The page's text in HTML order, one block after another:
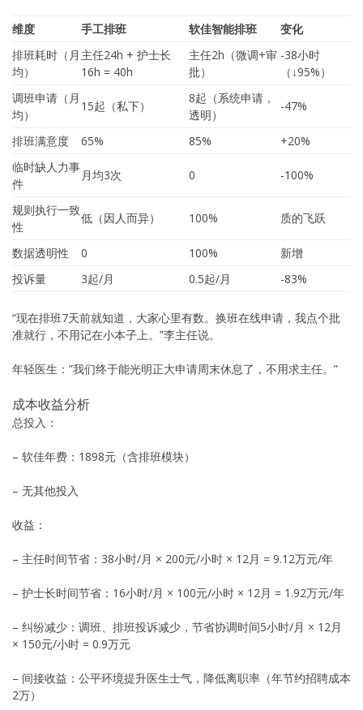
维度 手工排班 软佳智能排班
变化
排班耗时（月
均）
主任24h + 护士长
16h = 40h
主任2h（微调+审
批）
-38小时
（↓95%）
调班申请（月
均）
15起（私下）
8起（系统申请，
透明）
-47%
排班满意度 65% 85%
+20%
临时缺人力事
件
月均3次 0 -100%
规则执行一致
性
低（因人而异） 100% 质的飞跃
数据透明性 0 100%
新增
投诉量
3起/月 0.5起/月 -83%
“现在排班7天前就知道，大家心里有数。换班在线申请，我点个批
准就行，不用记在小本子上。”李主任说。
年轻医生：”我们终于能光明正大申请周末休息了，不用求主任。”
成本收益分析
总投入：
– 软佳年费：1898元（含排班模块）
– 无其他投入
收益：
– 主任时间节省：38小时/月 × 200元/小时 × 12月 = 9.12万元/年
– 护士长时间节省：16小时/月 × 100元/小时 × 12月 = 1.92万元/年
– 纠纷减少：调班、排班投诉减少，节省协调时间5小时/月 × 12月
× 150元/小时 = 0.9万元
– 间接收益：公平环境提升医生士气，降低离职率（年节约招聘成本
2万）